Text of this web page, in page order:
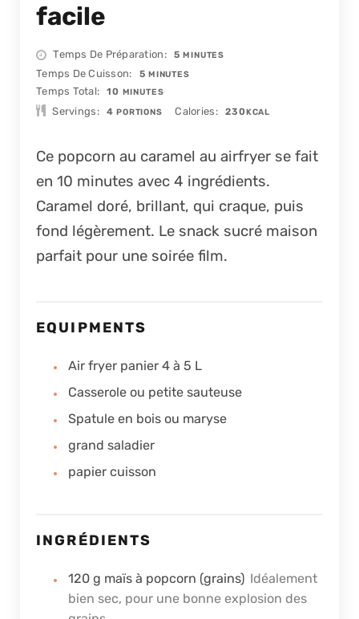
facile
Temps De Préparation 5MINUTES
MINUTES
Temps De Cuisson 5MINUTES
MINUTES
Temps Total 10 MINUTES
MINUTES
Servings 4 PORTIONS Calories 230KCAL
Ce popcorn au caramel au airfryer se fait
en 10 minutes avec 4 ingrédients.
Caramel doré, brillant, qui craque, puis
fond légèrement. Le snack sucré maison
parfait pour une soirée film.
EQUIPMENTS
Air fryer panier 4 à 5 L
Casserole ou petite sauteuse
Spatule en bois ou maryse
grand saladier
papier cuisson
INGRÉDIENTS
120 g maïs à popcorn (grains) Idéalement
bien sec, pour une bonne explosion des